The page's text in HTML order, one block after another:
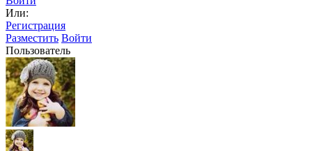
Или:
Регистрация
Разместить Войти
Пользователь